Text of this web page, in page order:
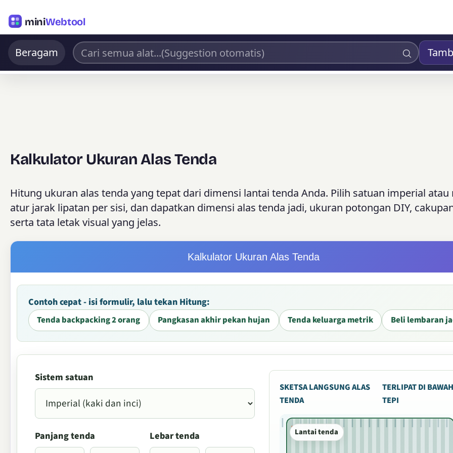
miniWebtool
Beragam
Kalkulator Ukuran Alas Tenda
Hitung ukuran alas tenda yang tepat dari dimensi lantai tenda Anda. Pilih satuan imperial
atur jarak lipatan per sisi, dan dapatkan dimensi alas tenda jadi, ukuran potongan DIY,
serta tata letak visual yang jelas.
Kalkulator Ukuran Alas Tenda
Contoh cepat - isi formulir, lalu tekan Hitung:
Tenda backpacking 2 orang Pangkasan akhir pekan hujan Tenda keluarga metrik Beli lembaran
Sistem satuan
Panjang tenda Lebar tenda
SKETSA LANGSUNG ALAS
TENDA
TERLIPAT DI BAWAH
TEPI
Lantai tenda